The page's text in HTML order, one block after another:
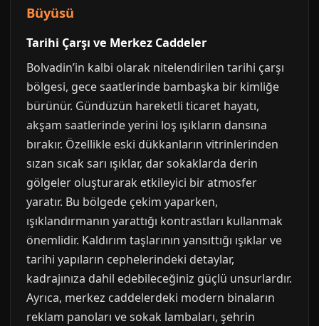
Büyüsü
Tarihi Çarşı ve Merkez Caddeler
Bolvadin’in kalbi olarak nitelendirilen tarihi çarşı
bölgesi, gece saatlerinde bambaşka bir kimliğe
bürünür. Gündüzün hareketli ticaret hayatı,
akşam saatlerinde yerini loş ışıkların dansına
bırakır. Özellikle eski dükkanların vitrinlerinden
sızan sıcak sarı ışıklar, dar sokaklarda derin
gölgeler oluşturarak etkileyici bir atmosfer
yaratır. Bu bölgede çekim yaparken,
ışıklandırmanın yarattığı kontrastları kullanmak
önemlidir. Kaldırım taşlarının yansıttığı ışıklar ve
tarihi yapıların cephelerindeki detaylar,
kadrajınıza dahil edebileceğiniz güçlü unsurlardır.
Ayrıca, merkez caddelerdeki modern binaların
reklam panoları ve sokak lambaları, şehrin